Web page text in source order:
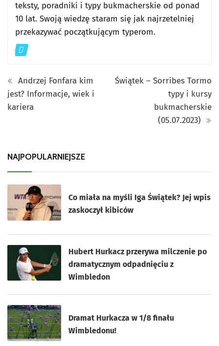
teksty, poradniki i typy bukmacherskie od ponad
10 lat. Swoją wiedzę staram się jak najrzetelniej
przekazywać początkującym typerom.
Andrzej Fonfara kim
jest? Informacje, wiek i
kariera
Świątek – Sorribes Tormo
typy i kursy
bukmacherskie
(05.07.2023)
NAJPOPULARNIEJSZE
Co miała na myśli Iga Świątek? Jej wpis
zaskoczył kibiców
Hubert Hurkacz przerywa milczenie po
dramatycznym odpadnięciu z
Wimbledon
Dramat Hurkacza w 1/8 finału
Wimbledonu!